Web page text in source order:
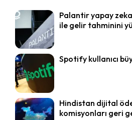
Palantir yapay
ile gelir tahminini
Spotify kullanıcı
Hindistan dijital
komisyonları geri